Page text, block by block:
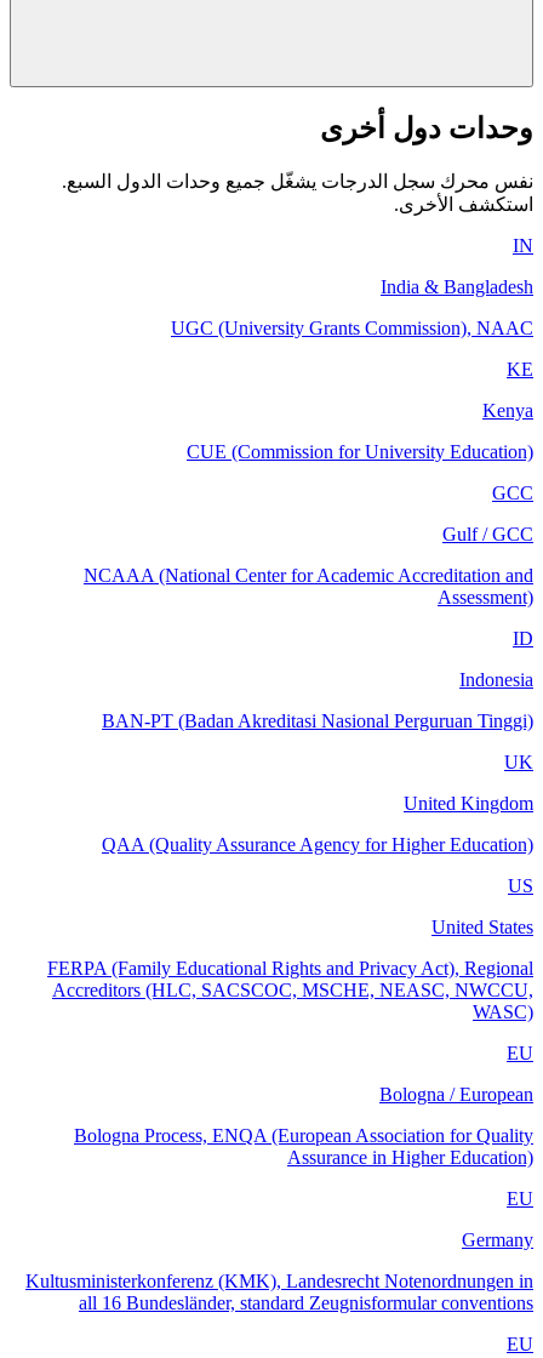
وحدات دول أخرى
نفس محرك سجل الدرجات يشغّل جميع وحدات الدول السبع.
استكشف الأخرى.
IN
India & Bangladesh
UGC (University Grants Commission), NAAC
KE
Kenya
CUE (Commission for University Education)
GCC
Gulf / GCC
NCAAA (National Center for Academic Accreditation and
Assessment)
ID
Indonesia
BAN-PT (Badan Akreditasi Nasional Perguruan Tinggi)
UK
United Kingdom
QAA (Quality Assurance Agency for Higher Education)
US
United States
FERPA (Family Educational Rights and Privacy Act), Regional
Accreditors (HLC, SACSCOC, MSCHE, NEASC, NWCCU,
WASC)
EU
Bologna / European
Bologna Process, ENQA (European Association for Quality
Assurance in Higher Education)
EU
Germany
Kultusministerkonferenz (KMK), Landesrecht Notenordnungen in
all 16 Bundesländer, standard Zeugnisformular conventions
EU